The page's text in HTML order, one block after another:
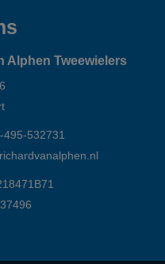
Alphen Tweewielers
495-532731